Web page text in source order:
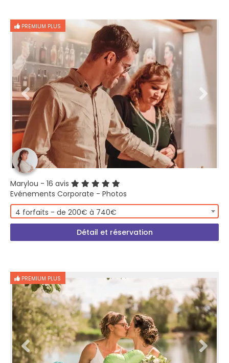
PREMIUM PLUS
Marylou - 16 avis
Evénements Corporate - Photos
4 forfaits - de 200€ à 740€
Détail et réservation
PREMIUM PLUS